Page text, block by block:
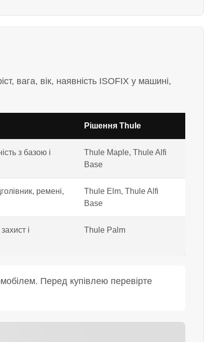
вага, вік, наявність ISOFIX у машині,
Рішення Thule
з базою і
Thule Maple, Thule Alfi
Base
ремені,
Thule Elm, Thule Alfi
Base
і
Thule Palm
Перед купівлею перевірте